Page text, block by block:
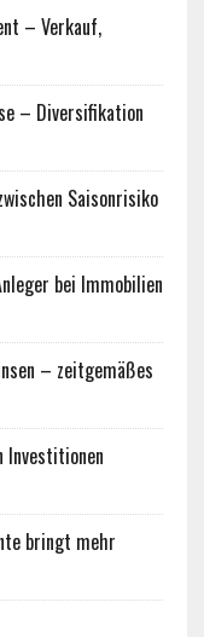
– Verkauf,
– Diversifikation
Saisonrisiko
bei Immobilien
– zeitgemäßes
Investitionen
bringt mehr